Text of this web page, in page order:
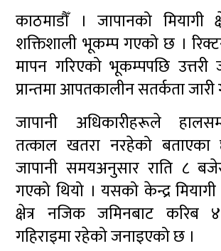
काठमाडौँ । जापानको मियागी
शक्तिशाली भूकम्प गएको छ ।
मापन गरिएको भूकम्पपछि उत्तरी
प्रान्तमा आपतकालीन सतर्कता
जापानी अधिकारीहरूले
तत्काल खतरा नरहेको
जापानी समयअनुसार राति ८
गएको थियो । यसको केन्द्र मियागी
क्षेत्र नजिक जमिनबाट करिब
गहिराइमा रहेको जनाइएको छ ।